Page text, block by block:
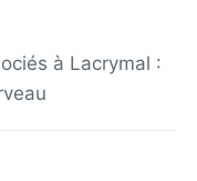
à Lacrymal :